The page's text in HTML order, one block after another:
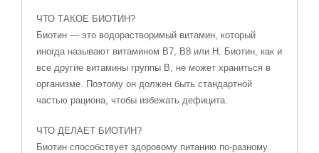
ЧТО ТАКОЕ БИОТИН?
Биотин — это водорастворимый витамин, который
иногда называют витамином B7, B8 или H. Биотин, как и
все другие витамины группы B, не может храниться в
организме. Поэтому он должен быть стандартной
частью рациона, чтобы избежать дефицита.
ЧТО ДЕЛАЕТ БИОТИН?
Биотин способствует здоровому питанию по-разному.